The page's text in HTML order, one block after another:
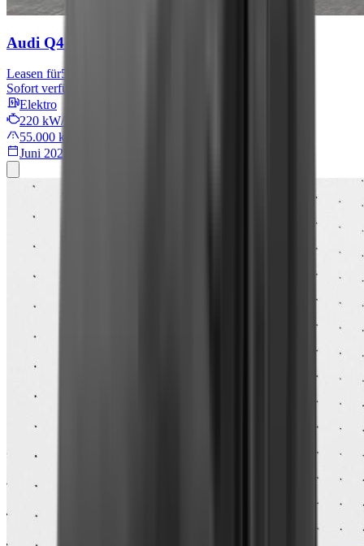
Audi Q4 e-tron
Leasen für567 € mtl.
Sofort verfügbar
Elektro
220 kW/299 PS
55.000 km
Juni 2022